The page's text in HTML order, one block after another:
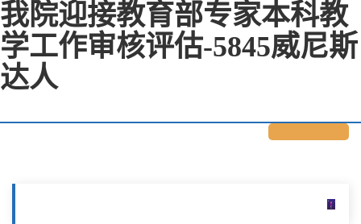
我院迎接教育部专家本科教
学工作审核评估-5845威尼斯
达人